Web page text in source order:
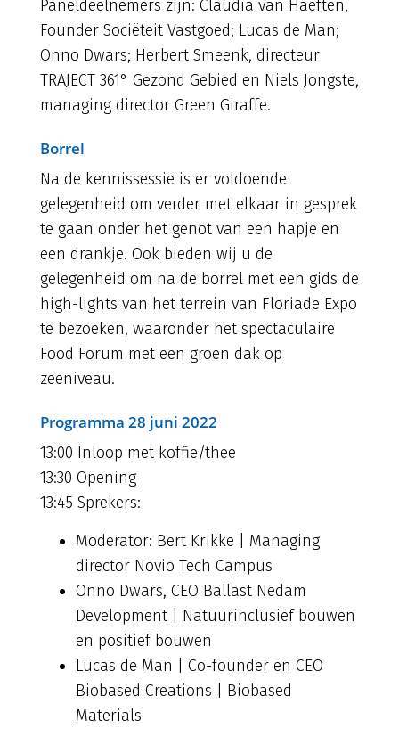
Paneldeelnemers zijn: Claudia van Haeften,
Founder Sociëteit Vastgoed; Lucas de Man;
Onno Dwars; Herbert Smeenk, directeur
TRAJECT 361° Gezond Gebied en Niels Jongste,
managing director Green Giraffe.
Borrel
Na de kennissessie is er voldoende
gelegenheid om verder met elkaar in gesprek
te gaan onder het genot van een hapje en
een drankje. Ook bieden wij u de
gelegenheid om na de borrel met een gids de
high-lights van het terrein van Floriade Expo
te bezoeken, waaronder het spectaculaire
Food Forum met een groen dak op
zeeniveau.
Programma 28 juni 2022
13:00 Inloop met koffie/thee
13:30 Opening
13:45 Sprekers:
Moderator: Bert Krikke | Managing
director Novio Tech Campus
Onno Dwars, CEO Ballast Nedam
Development | Natuurinclusief bouwen
en positief bouwen
Lucas de Man | Co-founder en CEO
Biobased Creations | Biobased
Materials